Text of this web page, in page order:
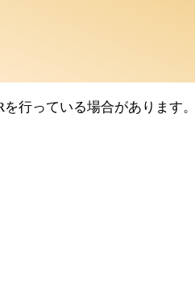
行っている場合があります。